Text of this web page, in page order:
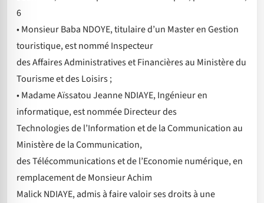
6
• Monsieur Baba NDOYE, titulaire d’un Master en Gestion
touristique, est nommé Inspecteur
des Affaires Administratives et Financières au Ministère du
Tourisme et des Loisirs ;
• Madame Aïssatou Jeanne NDIAYE, Ingénieur en
informatique, est nommée Directeur des
Technologies de l’Information et de la Communication au
Ministère de la Communication,
des Télécommunications et de l’Economie numérique, en
remplacement de Monsieur Achim
Malick NDIAYE, admis à faire valoir ses droits à une